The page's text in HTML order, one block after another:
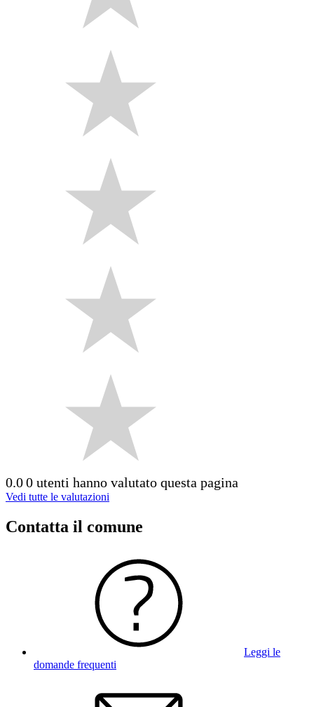
0.00 utenti hanno valutato questa pagina
Vedi tutte le valutazioni
Contatta il comune
Leggi le
domande frequenti